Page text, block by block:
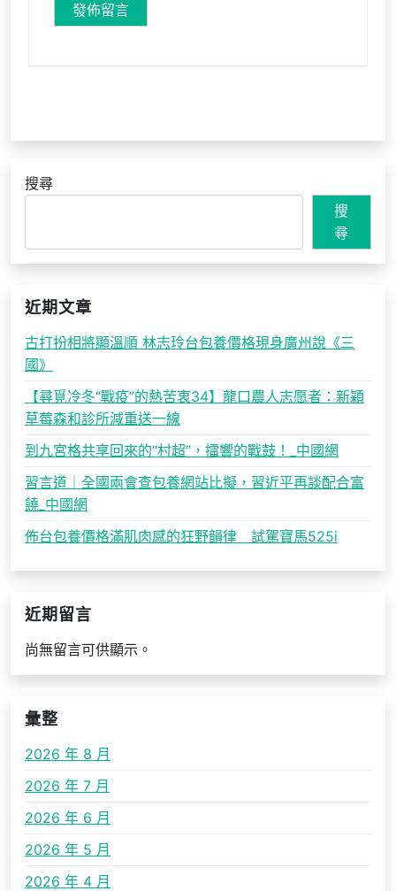
搜尋
搜
尋
近期文章
古打扮相將顯溫順 林志玲台包養價格現身廣州說《三
國》
【尋覓冷冬“戰疫”的熱苦衷34】龍口農人志愿者：新穎
草莓森和診所減重送一線
到九宮格共享回來的“村超”，擂響的戰鼓！_中國網
習言道｜全國兩會查包養網站比擬，習近平再談配合富
饒_中國網
佈台包養價格滿肌肉感的狂野韻律 試駕寶馬525i
近期留言
尚無留言可供顯示。
彙整
2026 年 8 月
2026 年 7 月
2026 年 6 月
2026 年 5 月
2026 年 4 月